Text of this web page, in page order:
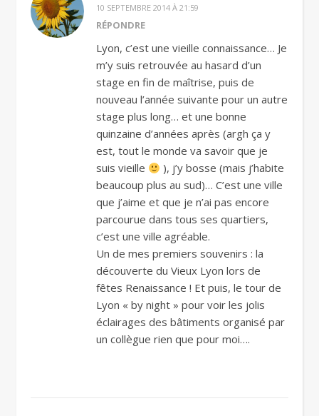
10 SEPTEMBRE 2014 À 21:59
RÉPONDRE
Lyon, c’est une vieille connaissance… Je
m’y suis retrouvée au hasard d’un
stage en fin de maîtrise, puis de
nouveau l’année suivante pour un autre
stage plus long… et une bonne
quinzaine d’années après (argh ça y
est, tout le monde va savoir que je
suis vieille
), j’y bosse (mais j’habite
beaucoup plus au sud)… C’est une ville
que j’aime et que je n’ai pas encore
parcourue dans tous ses quartiers,
c’est une ville agréable.
Un de mes premiers souvenirs : la
découverte du Vieux Lyon lors de
fêtes Renaissance ! Et puis, le tour de
Lyon « by night » pour voir les jolis
éclairages des bâtiments organisé par
un collègue rien que pour moi….